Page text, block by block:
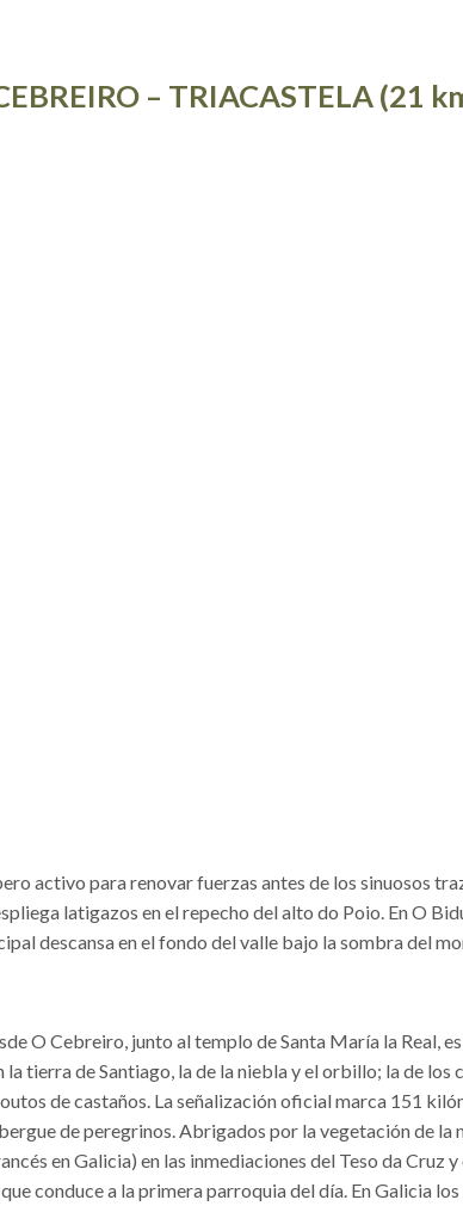
– TRIACASTELA (21
activo para renovar fuerzas antes de los sinuosos
latigazos en el repecho del alto do Poio. En O
descansa en el fondo del valle bajo la sombra del
O Cebreiro, junto al templo de Santa María la Real,
tierra de Santiago, la de la niebla y el orbillo; la de los
de castaños. La señalización oficial marca 151
de peregrinos. Abrigados por la vegetación de la
en Galicia) en las inmediaciones del Teso da Cruz
conduce a la primera parroquia del día. En Galicia